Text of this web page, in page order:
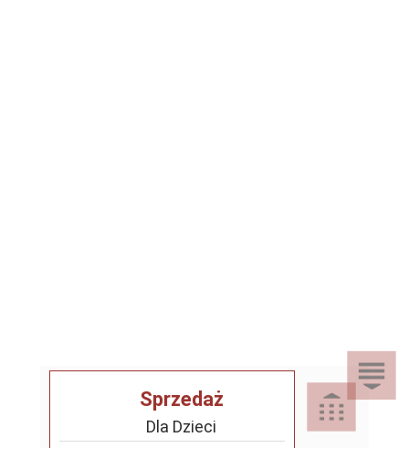
Sprzedaż
Dla Dzieci